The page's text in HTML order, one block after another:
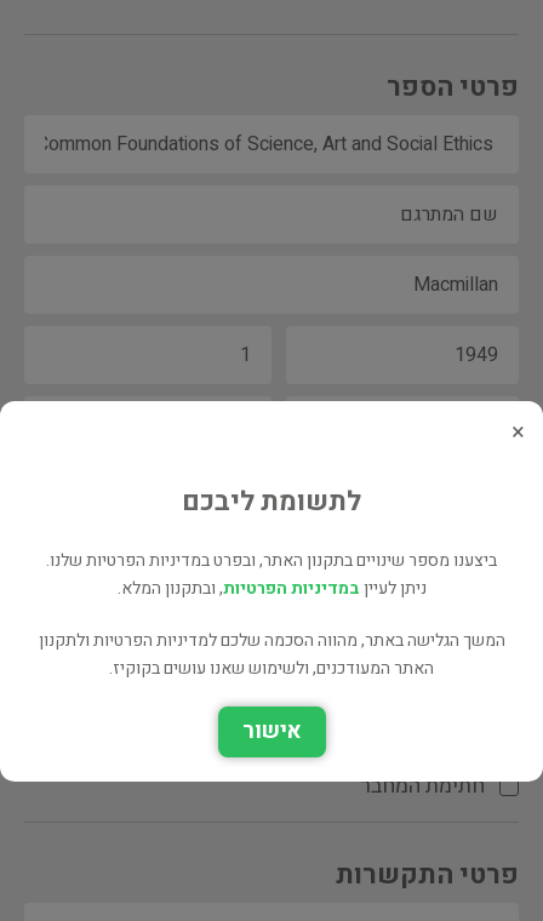
פרטי הספר
הקדשת המחבר\המתרגם
חתימת המחבר
פרטי התקשרות
×
לתשומת ליבכם
ביצענו מספר שינויים בתקנון האתר, ובפרט במדיניות הפרטיות שלנו.
ניתן לעייןבמדיניות הפרטיות, ובתקנון המלא.
המשך הגלישה באתר, מהווה הסכמה שלכם למדיניות הפרטיות ולתקנון
האתר המעודכנים, ולשימוש שאנו עושים בקוקיז.
אישור